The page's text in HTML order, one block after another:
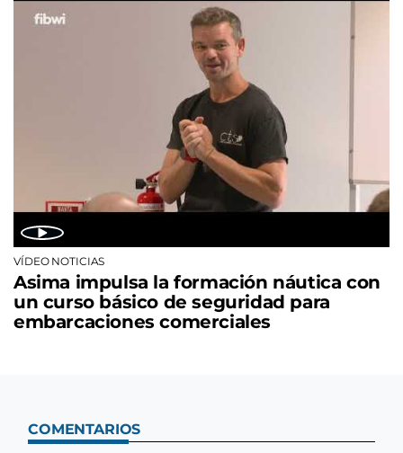
VÍDEO NOTICIAS
Asima impulsa la formación náutica con
un curso básico de seguridad para
embarcaciones comerciales
COMENTARIOS